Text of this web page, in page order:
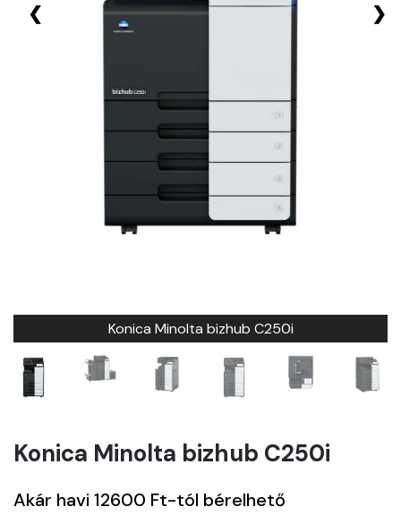
❮ ❯
Konica Minolta bizhub C250i
Konica Minolta bizhub C250i
Akár havi 12600 Ft-tól bérelhető